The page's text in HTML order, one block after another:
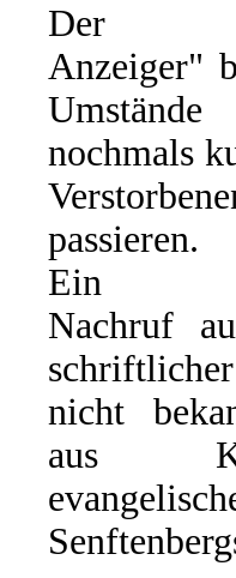
Der
Anzeiger"
nochmals
passieren.
Ein
Nachruf
nicht
aus